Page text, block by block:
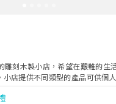
雕刻木製小店，希望在艱難的生
店提供不同類型的產品可供個
或人像都可以雕刻，為朋友或另